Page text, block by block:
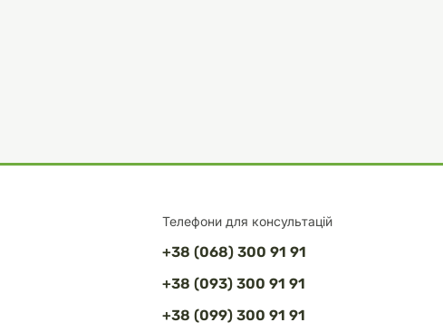
Телефони для консультацій
+38 (068) 300 91 91
+38 (093) 300 91 91
+38 (099) 300 91 91